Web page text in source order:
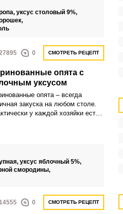
уксус столовый 9%,
0 СМОТРЕТЬ РЕЦЕПТ
опята с
уксусом
опята – всегда
закуска на любом столе.
у каждой хозяйки есть
уксус яблочный 5%,
смородины,
0 СМОТРЕТЬ РЕЦЕПТ